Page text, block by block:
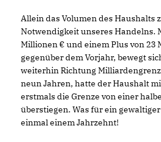
Allein das Volumen des Haushalts
Notwendigkeit unseres Handelns.
Millionen € und einem Plus von
gegenüber dem Vorjahr, bewegt
weiterhin Richtung
neun Jahren, hatte der Haushalt
erstmals die Grenze von einer
überstiegen. Was für ein
einmal einem Jahrzehnt!